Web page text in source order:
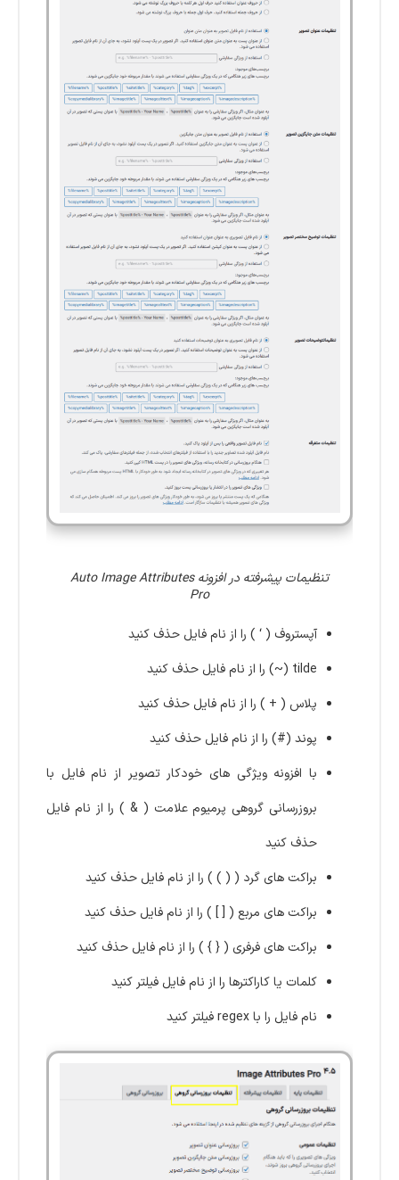
تنظیمات پیشرفته در افزونه Auto Image Attributes
Pro
آپستروف ( ‘ ) را از نام فایل حذف کنید
tilde (~) را از نام فایل حذف کنید
پلاس ( + ) را از نام فایل حذف کنید
پوند (#) را از نام فایل حذف کنید
با افزونه ویژگی های خودکار تصویر از نام فایل با
بروزرسانی گروهی پرمیوم علامت ( & ) را از نام فایل
حذف کنید
براکت های گرد ( ( ) ) را از نام فایل حذف کنید
براکت های مربع ( [ ] ) را از نام فایل حذف کنید
براکت های فرفری ( { } ) را از نام فایل حذف کنید
کلمات یا کاراکترها را از نام فایل فیلتر کنید
نام فایل را با regex فیلتر کنید